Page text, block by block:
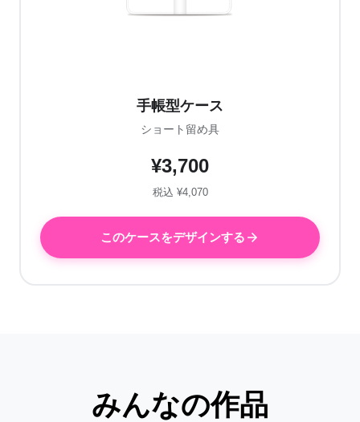
手帳型ケース
ショート留め具
¥3,700
税込 ¥4,070
このケースをデザインする
みんなの作品